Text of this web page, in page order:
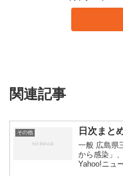
関連記事
その他 日次まと
一般 広島県
から感染」
Yahoo!ニュ